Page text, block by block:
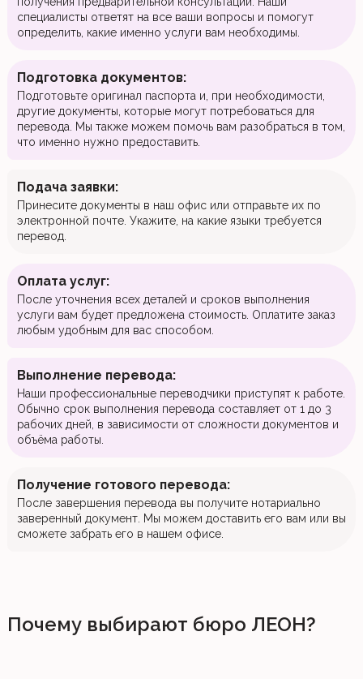
специалисты ответят на все ваши вопросы и помогут
определить, какие именно услуги вам необходимы.
Подготовка документов:
Подготовьте оригинал паспорта и, при необходимости,
другие документы, которые могут потребоваться для
перевода. Мы также можем помочь вам разобраться в том,
что именно нужно предоставить.
Подача заявки:
Принесите документы в наш офис или отправьте их по
электронной почте. Укажите, на какие языки требуется
перевод.
Оплата услуг:
После уточнения всех деталей и сроков выполнения
услуги вам будет предложена стоимость. Оплатите заказ
любым удобным для вас способом.
Выполнение перевода:
Наши профессиональные переводчики приступят к работе.
Обычно срок выполнения перевода составляет от 1 до 3
рабочих дней, в зависимости от сложности документов и
объёма работы.
Получение готового перевода:
После завершения перевода вы получите нотариально
заверенный документ. Мы можем доставить его вам или вы
сможете забрать его в нашем офисе.
Почему выбирают бюро ЛЕОН?